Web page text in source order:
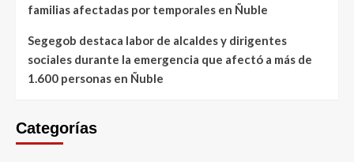
familias afectadas por temporales en Ñuble
Segegob destaca labor de alcaldes y dirigentes
sociales durante la emergencia que afectó a más de
1.600 personas en Ñuble
Categorías